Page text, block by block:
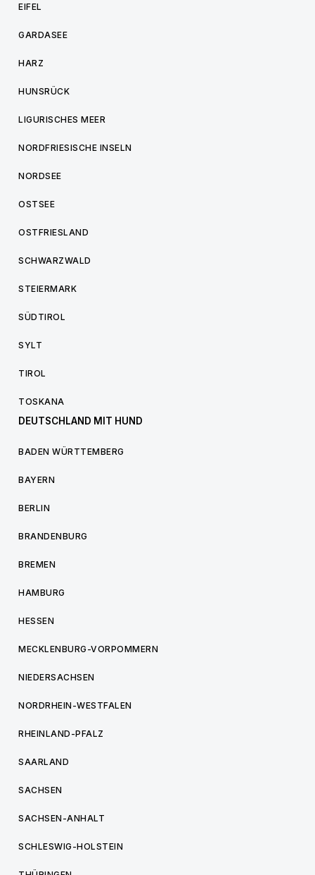
EIFEL
GARDASEE
HARZ
HUNSRÜCK
LIGURISCHES MEER
NORDFRIESISCHE INSELN
NORDSEE
OSTSEE
OSTFRIESLAND
SCHWARZWALD
STEIERMARK
SÜDTIROL
SYLT
TIROL
TOSKANA
DEUTSCHLAND MIT HUND
BADEN WÜRTTEMBERG
BAYERN
BERLIN
BRANDENBURG
BREMEN
HAMBURG
HESSEN
MECKLENBURG-VORPOMMERN
NIEDERSACHSEN
NORDRHEIN-WESTFALEN
RHEINLAND-PFALZ
SAARLAND
SACHSEN
SACHSEN-ANHALT
SCHLESWIG-HOLSTEIN